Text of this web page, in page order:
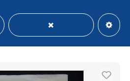
± US$11.52
Professional